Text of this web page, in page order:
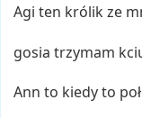
Agi ten królik ze
gosia trzymam
Ann to kiedy to